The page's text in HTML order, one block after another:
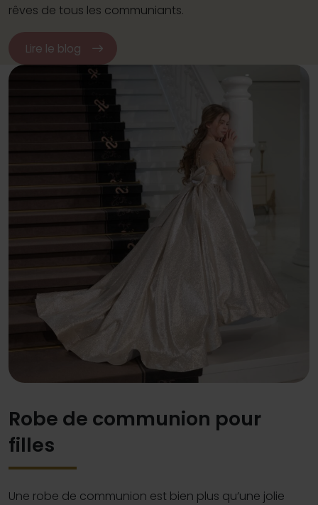
rêves de tous les communiants.
Lire le blog
Robe de communion pour
filles
Une robe de communion est bien plus qu’une jolie